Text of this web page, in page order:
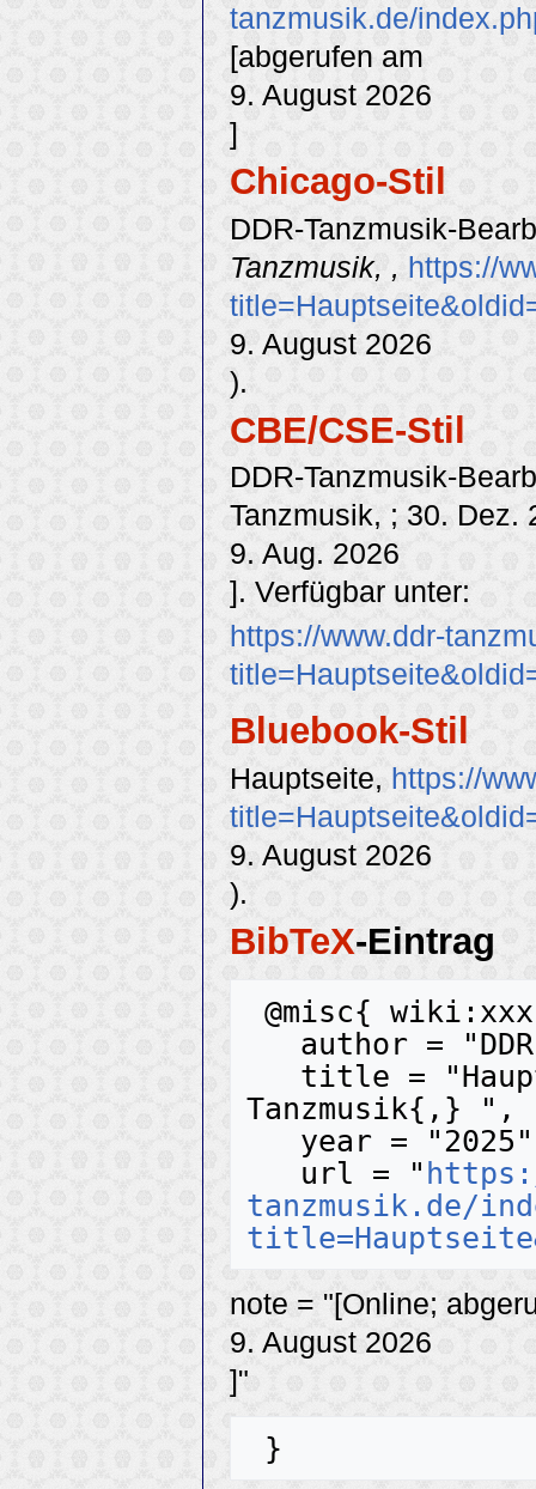
tanzmusik.de/
[abgerufen am
9. August 2026
]
Chicago-Stil
DDR-Tanzmusik-
Tanzmusik, , https://
9. August 2026
).
CBE/CSE-Stil
DDR-Tanzmusik-
Tanzmusik, ; 30. Dez.
9. Aug. 2026
]. Verfügbar unter:
https://www.ddr-
Bluebook-Stil
Hauptseite, https://
9. August 2026
).
BibTeX-Eintrag
Tanzmusik{,} ",
   url = "
tanzmusik.de/
note = "[Online;
9. August 2026
]"